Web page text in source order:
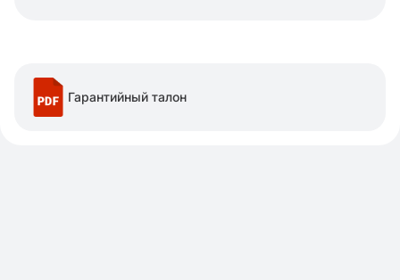
Гарантийный талон